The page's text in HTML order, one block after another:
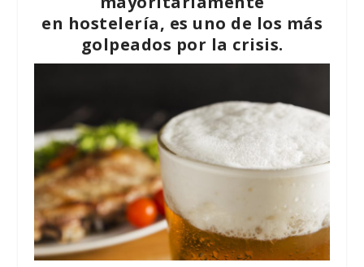
en hostelería, es uno de los más
golpeados por la crisis.